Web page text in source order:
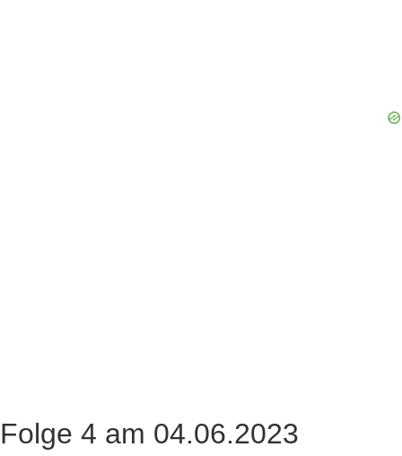
Folge 4 am 04.06.2023